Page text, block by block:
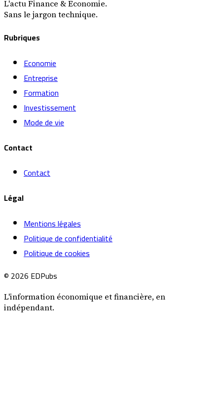
L'actu Finance & Economie.
Sans le jargon technique.
Rubriques
Economie
Entreprise
Formation
Investissement
Mode de vie
Contact
Contact
Légal
Mentions légales
Politique de confidentialité
Politique de cookies
© 2026 EDPubs
L'information économique et financière, en
indépendant.